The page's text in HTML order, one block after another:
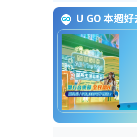
U GO 本週